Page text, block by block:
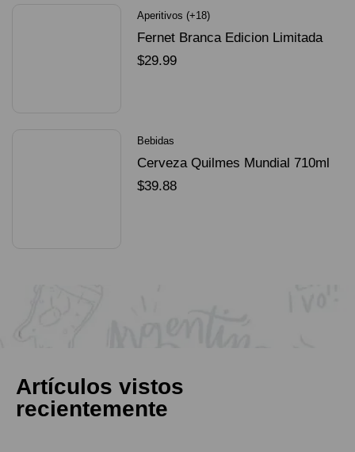
Aperitivos (+18)
Fernet Branca Edicion Limitada
Dorado Mundial
$29.99
Bebidas
Cerveza Quilmes Mundial 710ml
packX4
$39.88
Artículos vistos
recientemente